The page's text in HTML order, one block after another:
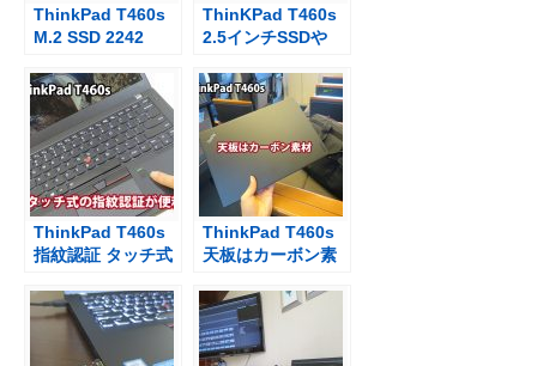
ThinkPad T460s
M.2 SSD 2242
わりに認識する
か？
ThinKPad T460s
2.5インチSSDや
ThinkPad T460s
指紋認証 タッチ式
確
ThinkPad T460s
天板はカーボン素
じ材質だけ
ど・・・